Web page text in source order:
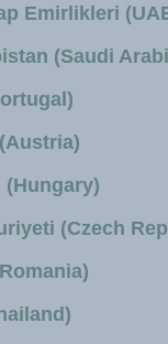
Emirlikleri
(Saudi
(Hungary)
(Czech